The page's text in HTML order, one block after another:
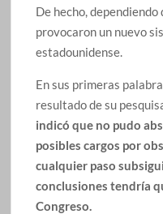
De hecho,
provocaron un nuevo
estadounidense.
En sus primeras
resultado de su
indicó que no pudo
posibles cargos por
cualquier paso
conclusiones tendría
Congreso.